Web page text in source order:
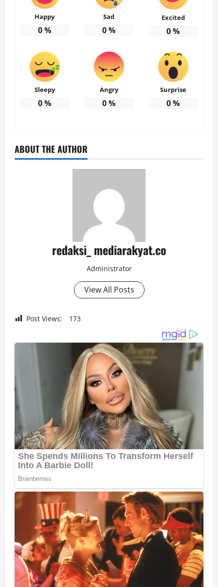
Happy
0%
Sad
0%
Excited
0%
Sleepy
0%
Angry
0%
Surprise
0%
ABOUT THE AUTHOR
redaksi_ mediarakyat.co
Administrator
View All Posts
Post Views: 173